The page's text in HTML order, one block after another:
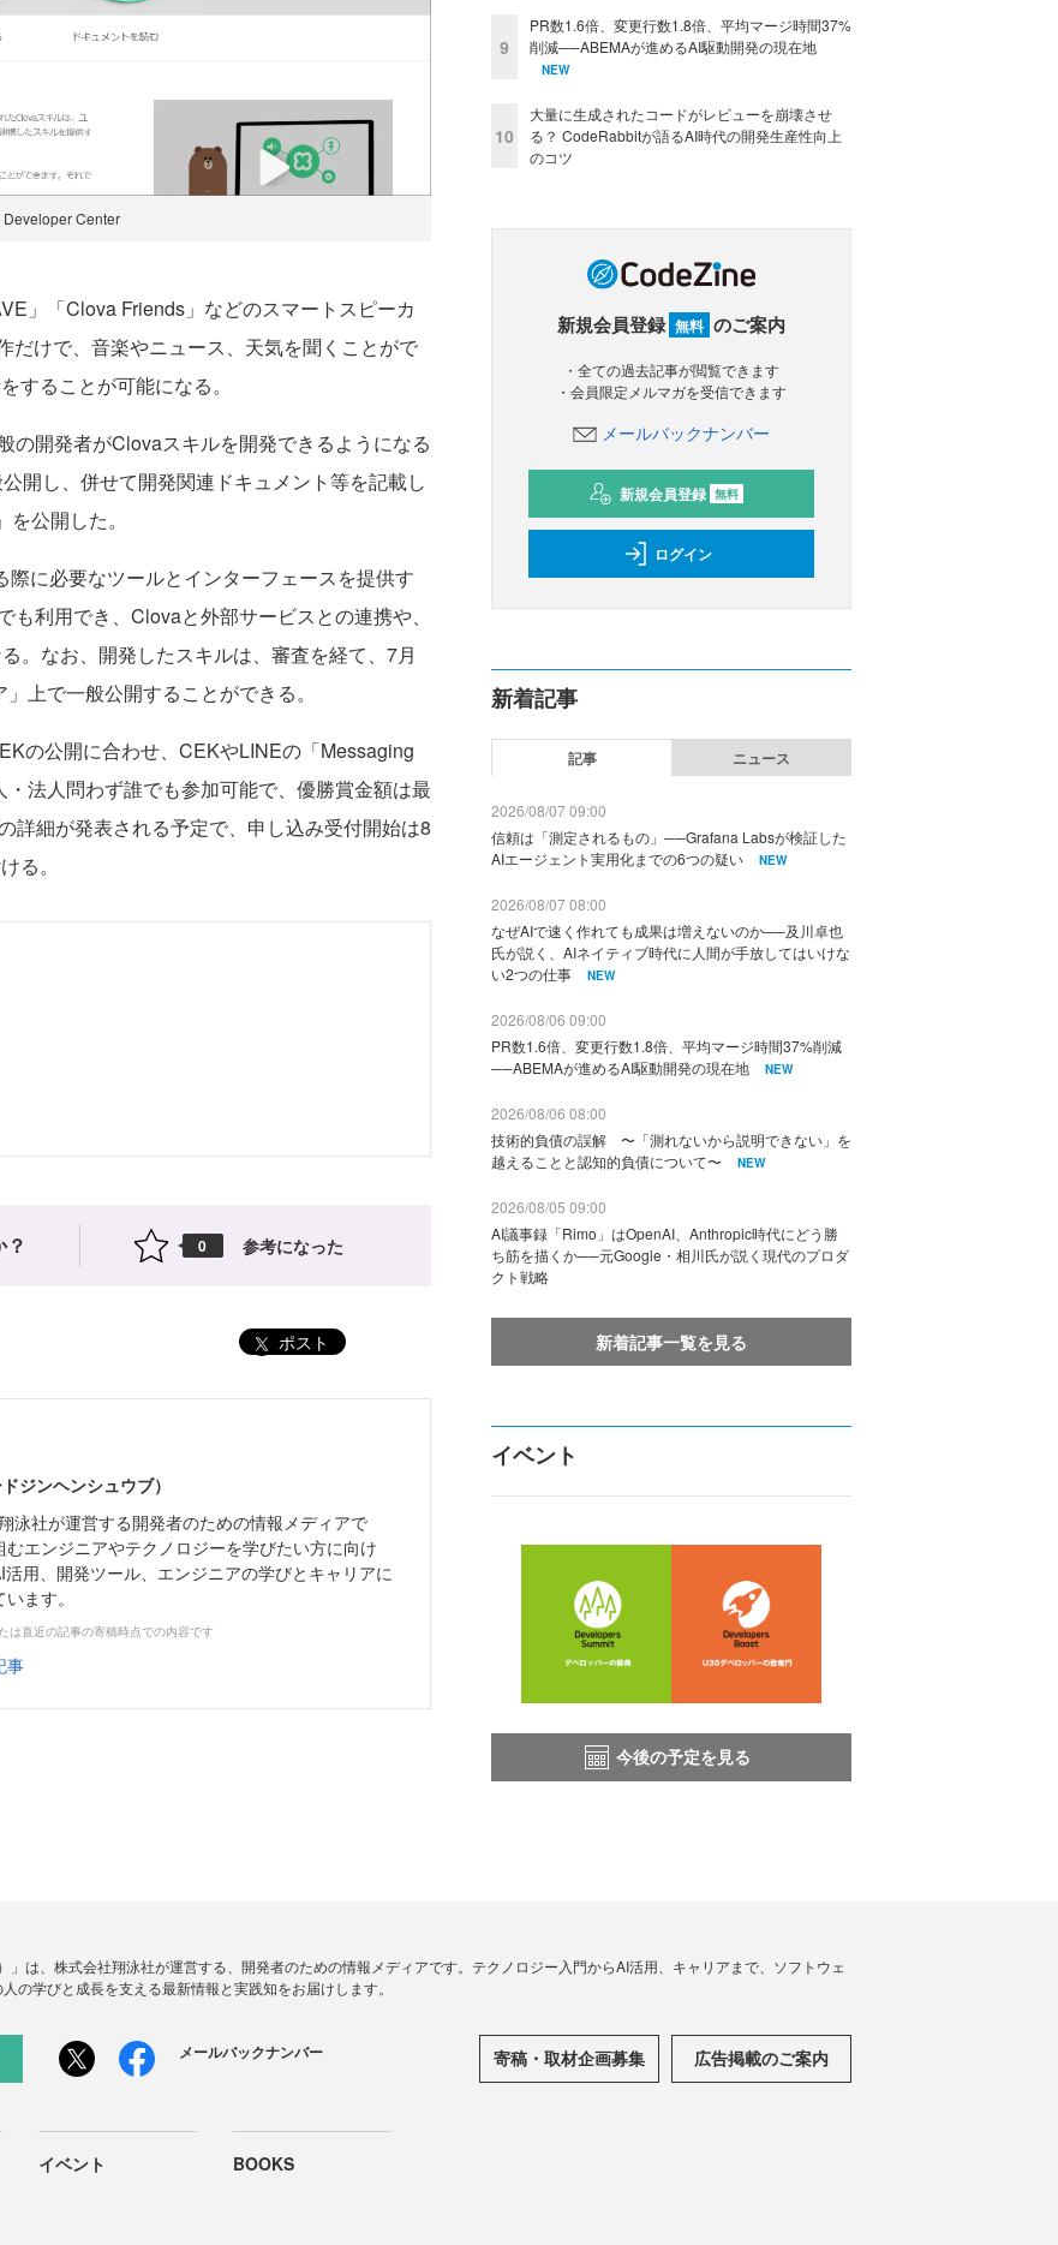
Center
」「Clova Friends」などのスマートスピーカ
だけで、音楽やニュース、天気を聞くことがで
することが可能になる。
開発者がClovaスキルを開発できるようになる
開し、併せて開発関連ドキュメント等を記載し
公開した。
に必要なツールとインターフェースを提供す
利用でき、Clovaと外部サービスとの連携や、
。なお、開発したスキルは、審査を経て、7月
上で一般公開することができる。
の公開に合わせ、CEKやLINEの「Messaging
法人問わず誰でも参加可能で、優勝賞金額は最
詳細が発表される予定で、申し込み受付開始は8
る。
0 参考になった
ポスト
ジンヘンシュウブ）
泳社が運営する開発者のための情報メディアで
エンジニアやテクノロジーを学びたい方に向け
用、開発ツール、エンジニアの学びとキャリアに
ます。
は直近の記事の寄稿時点での内容です
事
9
PR数1.6倍、変更行数1.8倍、平均マージ時間37%
削減──ABEMAが進めるAI駆動開発の現在地
NEW
10
大量に生成されたコードがレビューを崩壊させ
る？ CodeRabbitが語るAI時代の開発生産性向上
のコツ
新規会員登録 無料 のご案内
・全ての過去記事が閲覧できます
・会員限定メルマガを受信できます
メールバックナンバー
新規会員登録 無料
ログイン
新着記事
記事 ニュース
2026/08/07 09:00
信頼は「測定されるもの」──Grafana Labsが検証した
AIエージェント実用化までの6つの疑い
NEW
2026/08/07 08:00
なぜAIで速く作れても成果は増えないのか──及川卓也
氏が説く、AIネイティブ時代に人間が手放してはいけな
い2つの仕事
NEW
2026/08/06 09:00
PR数1.6倍、変更行数1.8倍、平均マージ時間37%削減
──ABEMAが進めるAI駆動開発の現在地
NEW
2026/08/06 08:00
技術的負債の誤解 〜「測れないから説明できない」を
越えることと認知的負債について〜
NEW
2026/08/05 09:00
AI議事録「Rimo」はOpenAI、Anthropic時代にどう勝
ち筋を描くか──元Google・相川氏が説く現代のプロダ
クト戦略
新着記事一覧を見る
イベント
今後の予定を見る
」は、株式会社翔泳社が運営する、開発者のための情報メディアです。テクノロジー入門からAI活用、キャリアまで、ソフトウェ
の学びと成長を支える最新情報と実践知をお届けします。
メールバックナンバー 寄稿・取材企画募集 広告掲載のご案内
イベント BOOKS